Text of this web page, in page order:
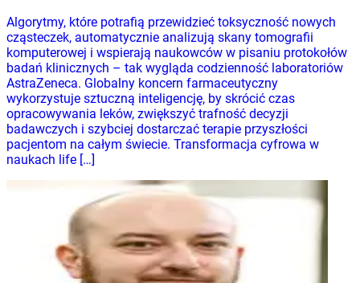
Algorytmy, które potrafią przewidzieć toksyczność nowych
cząsteczek, automatycznie analizują skany tomografii
komputerowej i wspierają naukowców w pisaniu protokołów
badań klinicznych – tak wygląda codzienność laboratoriów
AstraZeneca. Globalny koncern farmaceutyczny
wykorzystuje sztuczną inteligencję, by skrócić czas
opracowywania leków, zwiększyć trafność decyzji
badawczych i szybciej dostarczać terapie przyszłości
pacjentom na całym świecie. Transformacja cyfrowa w
naukach life […]